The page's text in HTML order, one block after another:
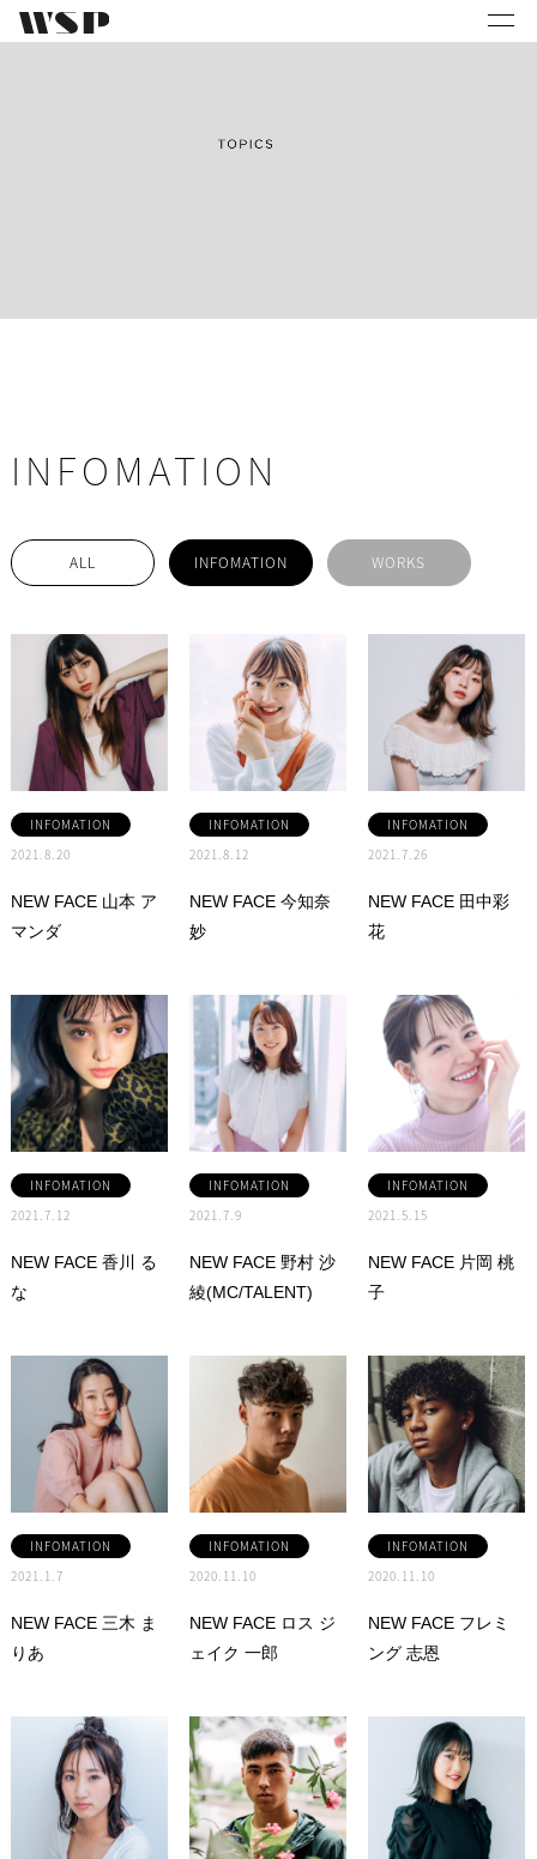
INFOMATION
ALL INFOMATION WORKS
INFOMATION
2021.8.20
NEW FACE 山本 ア
マンダ
INFOMATION
2021.8.12
NEW FACE 今知奈
妙
INFOMATION
2021.7.26
NEW FACE 田中彩
花
INFOMATION
2021.7.12
NEW FACE 香川 る
な
INFOMATION
2021.7.9
NEW FACE 野村 沙
綾(MC/TALENT)
INFOMATION
2021.5.15
NEW FACE 片岡 桃
子
INFOMATION
2021.1.7
NEW FACE 三木 ま
りあ
INFOMATION
2020.11.10
NEW FACE ロス ジ
ェイク 一郎
INFOMATION
2020.11.10
NEW FACE フレミ
ング 志恩